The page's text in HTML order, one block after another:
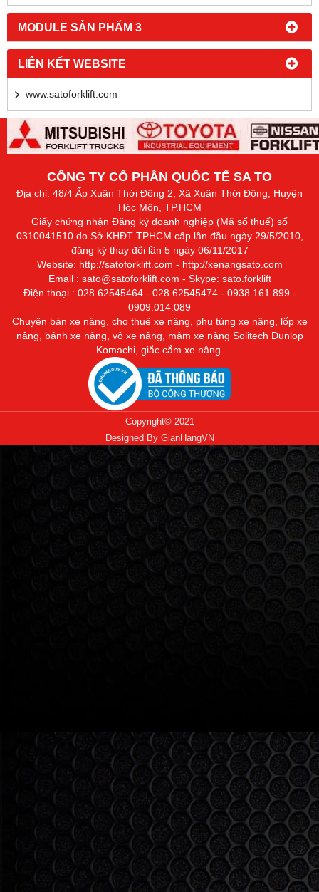
MODULE SẢN PHẨM 3
LIÊN KẾT WEBSITE
www.satoforklift.com
CÔNG TY CỔ PHẦN QUỐC TẾ SA TO
Địa chỉ: 48/4 Ấp Xuân Thới Đông 2, Xã Xuân Thới Đông, Huyện
Hóc Môn, TP.HCM
Giấy chứng nhận Đăng ký doanh nghiệp (Mã số thuế) số
0310041510 do Sở KHĐT TPHCM cấp lần đầu ngày 29/5/2010,
đăng ký thay đổi lần 5 ngày 06/11/2017
Website: http://satoforklift.com - http://xenangsato.com
Email : sato@satoforklift.com - Skype: sato.forklift
Điện thoại : 028.62545464 - 028.62545474 - 0938.161.899 -
0909.014.089
Chuyên bán xe nâng, cho thuê xe nâng, phụ tùng xe nâng, lốp xe
nâng, bánh xe nâng, vỏ xe nâng, mâm xe nâng Solitech Dunlop
Komachi, giắc cắm xe nâng.
Copyright© 2021
Designed By GianHangVN